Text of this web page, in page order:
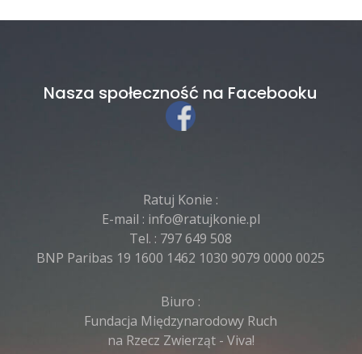
Nasza społeczność na Facebooku
Ratuj Konie :
E-mail : info@ratujkonie.pl
Tel. : 797 649 508
BNP Paribas 19 1600 1462 1030 9079 0000 0025
Biuro :
Fundacja Międzynarodowy Ruch
na Rzecz Zwierząt - Viva!